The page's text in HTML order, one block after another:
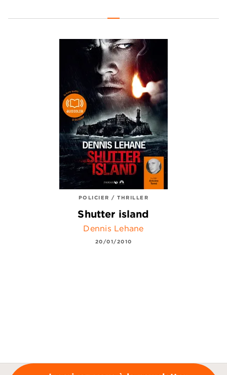
POLICIER / THRILLER
Shutter island
Dennis Lehane
20/01/2010